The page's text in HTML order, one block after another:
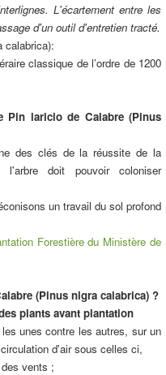
L'écartement entre les
d'un outil d'entretien tracté.
calabrica):
classique de l’ordre de 1200
laricio de Calabre (Pinus
des clés de la réussite de la
doit pouvoir coloniser
un travail du sol profond
Forestière du Ministère de
(Pinus nigra calabrica) ?
plants avant plantation
unes contre les autres, sur un
d'air sous celles ci,
vents ;